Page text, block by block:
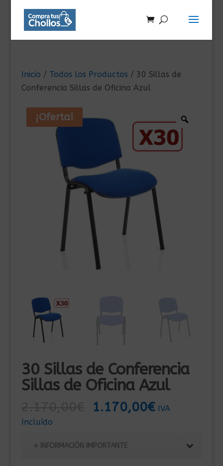
Inicio / Todos los Productos / 30 Sillas de
Conferencia Sillas de Oficina Azul
¡Oferta!
30 Sillas de Conferencia
Sillas de Oficina Azul
El
era:
1.170,00€El
IVA
Incluído
⭐ INFORMACIÓN IMPORTANTE